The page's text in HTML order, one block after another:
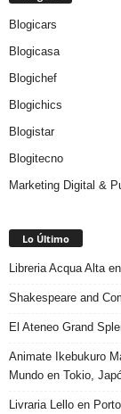
Blogicars
Blogicasa
Blogichef
Blogichics
Blogistar
Blogitecno
Marketing Digital &
Lo Último
Libreria Acqua Alta
Shakespeare and
El Ateneo Grand
Animate Ikebukuro
Mundo en Tokio,
Livraria Lello en